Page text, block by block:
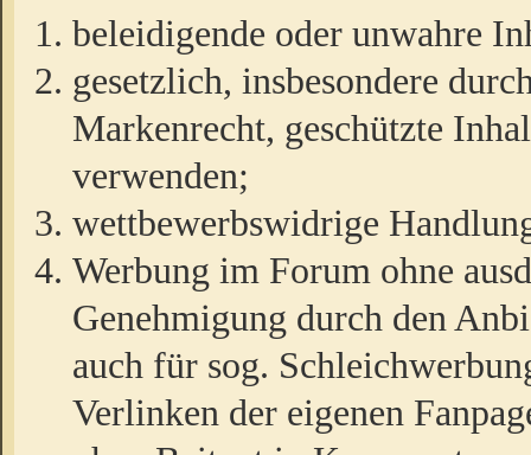
beleidigende oder unwahre
gesetzlich, insbesondere
Markenrecht, geschützte
verwenden;
wettbewerbswidrige
Werbung im Forum ohne
Genehmigung durch den
auch für sog.
Verlinken der eigenen